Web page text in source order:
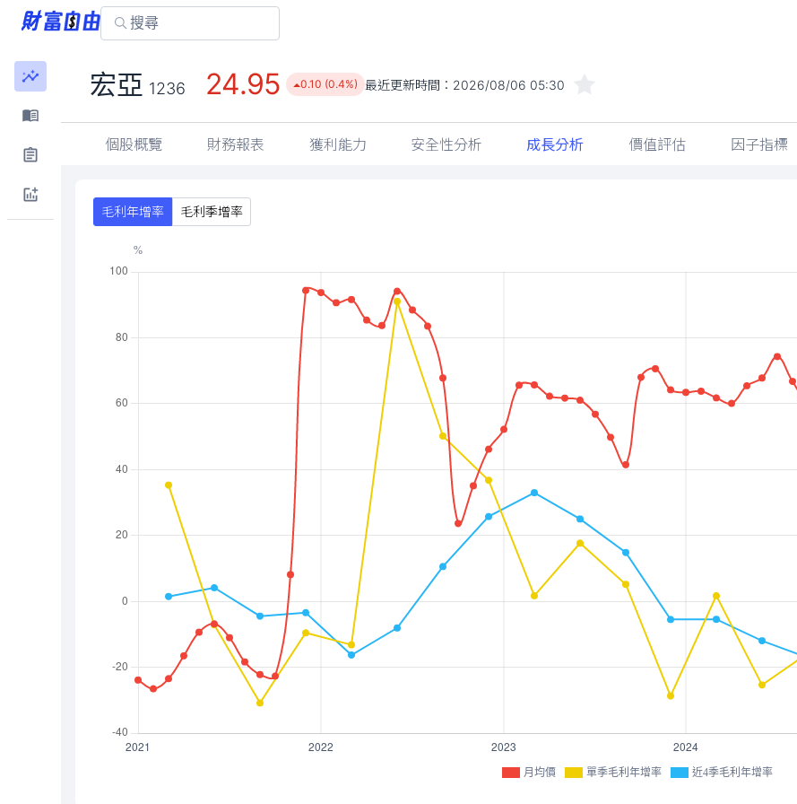
宏亞 1236 24.95 0.10 (0.4%) 最近更新時間： 2026/08/06 05:30
個股概覽 財務報表 獲利能力 安全性分析 成長分析 價值評估 因子指標
毛利年增率 毛利季增率
月均價 單季毛利年增率 近4季毛利年增率